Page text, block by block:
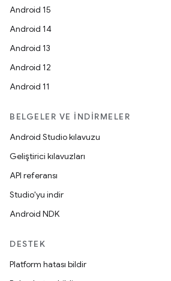
Android 15
Android 14
Android 13
Android 12
Android 11
BELGELER VE İNDIRMELER
Android Studio kılavuzu
Geliştirici kılavuzları
API referansı
Studio'yu indir
Android NDK
DESTEK
Platform hatası bildir